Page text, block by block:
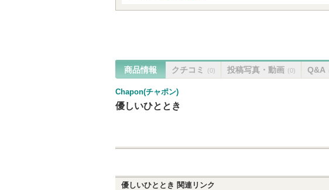
商品情報 クチコミ (0) 投稿写真・動画 (0) Q&A
Chapon(チャポン)
優しいひととき
優しいひととき 関連リンク